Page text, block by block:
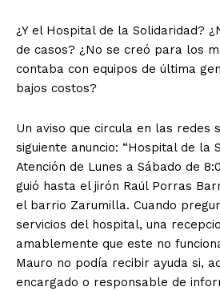
¿Y el Hospital de la Solidaridad?
de casos? ¿No se creó para los
contaba con equipos de última
bajos costos?
Un aviso que circula en las redes
siguiente anuncio: “Hospital de la
Atención de Lunes a Sábado de
guió hasta el jirón Raúl Porras
el barrio Zarumilla. Cuando
servicios del hospital, una
amablemente que este no
Mauro no podía recibir ayuda si,
encargado o responsable de